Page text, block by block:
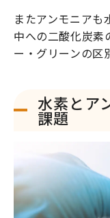
またアンモニアも
中への二酸化炭素
ー・グリーンの区
水素とア
課題